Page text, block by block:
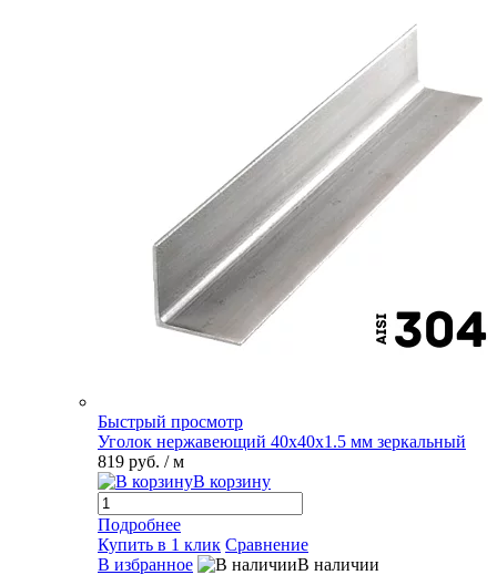
Быстрый просмотр
Уголок нержавеющий 40х40х1.5 мм зеркальный
819 руб. / м
В корзину
Подробнее
Купить в 1 клик Сравнение
В избранное
В наличии